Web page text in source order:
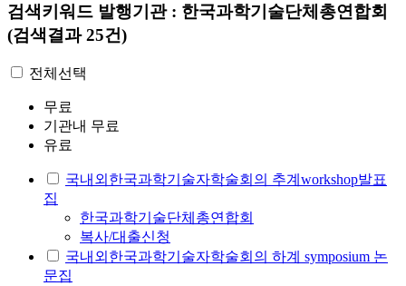
검색키워드 발행기관 : 한국과학기술단체총연합회
(검색결과 25건)
전체선택
무료
기관내 무료
유료
국내외한국과학기술자학술회의 추계workshop발표
집
한국과학기술단체총연합회
복사/대출신청
국내외한국과학기술자학술회의 하계 symposium 논
문집